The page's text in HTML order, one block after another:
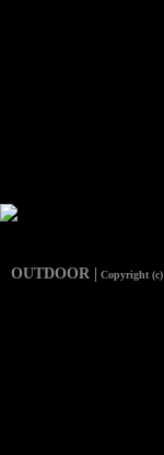
OUTDOOR | Copyright